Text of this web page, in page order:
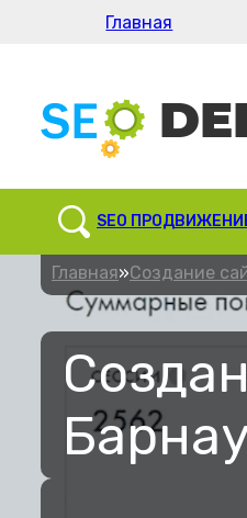
Главная
SEO
Главная»Создание